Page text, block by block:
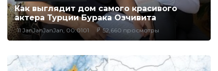
Как выглядит дом самого красивого
актера Турции Бурака Озчивита
11 JanJanJanJan, 00:0101 52,660 просмотры